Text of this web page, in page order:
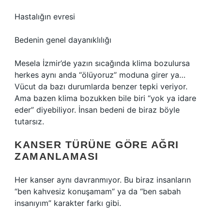
Hastalığın evresi
Bedenin genel dayanıklılığı
Mesela İzmir’de yazın sıcağında klima bozulursa
herkes aynı anda “ölüyoruz” moduna girer ya…
Vücut da bazı durumlarda benzer tepki veriyor.
Ama bazen klima bozukken bile biri “yok ya idare
eder” diyebiliyor. İnsan bedeni de biraz böyle
tutarsız.
KANSER TÜRÜNE GÖRE AĞRI
ZAMANLAMASI
Her kanser aynı davranmıyor. Bu biraz insanların
“ben kahvesiz konuşamam” ya da “ben sabah
insanıyım” karakter farkı gibi.